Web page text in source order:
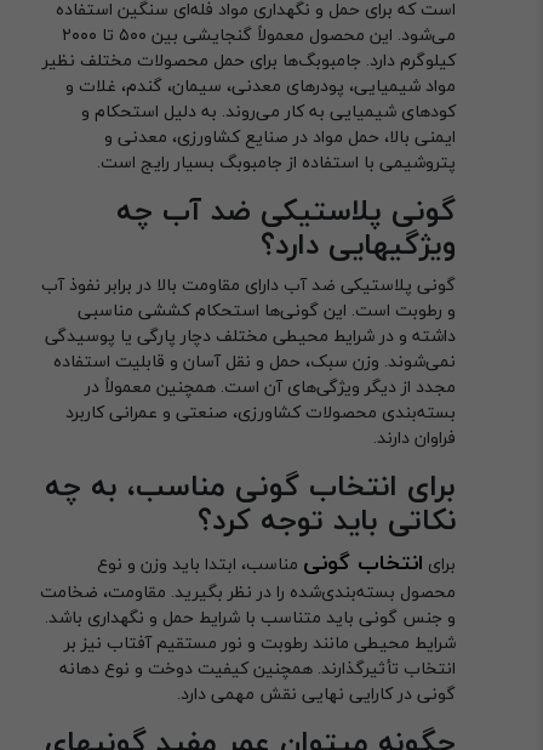
است که برای حمل و نگهداری مواد فله‌ای سنگین استفاده
می‌شود. این محصول معمولاً گنجایشی بین ۵۰۰ تا ۲۰۰۰
کیلوگرم دارد. جامبوبگ‌ها برای حمل محصولات مختلف نظیر
مواد شیمیایی، پودرهای معدنی، سیمان، گندم، غلات و
کودهای شیمیایی به کار می‌روند. به دلیل استحکام و
ایمنی بالا، حمل مواد در صنایع کشاورزی، معدنی و
پتروشیمی با استفاده از جامبوبگ بسیار رایج است.
گونی پلاستیکی ضد آب چه
ویژگیهایی دارد؟
گونی پلاستیکی ضد آب دارای مقاومت بالا در برابر نفوذ آب
و رطوبت است. این گونی‌ها استحکام کششی مناسبی
داشته و در شرایط محیطی مختلف دچار پارگی یا پوسیدگی
نمی‌شوند. وزن سبک، حمل و نقل آسان و قابلیت استفاده
مجدد از دیگر ویژگی‌های آن است. همچنین معمولاً در
بسته‌بندی محصولات کشاورزی، صنعتی و عمرانی کاربرد
فراوان دارند.
برای انتخاب گونی مناسب، به چه
نکاتی باید توجه کرد؟
برای انتخاب گونی مناسب، ابتدا باید وزن و نوع
محصول بسته‌بندی‌شده را در نظر بگیرید. مقاومت، ضخامت
و جنس گونی باید متناسب با شرایط حمل و نگهداری باشد.
شرایط محیطی مانند رطوبت و نور مستقیم آفتاب نیز بر
انتخاب تأثیرگذارند. همچنین کیفیت دوخت و نوع دهانه
گونی در کارایی نهایی نقش مهمی دارد.